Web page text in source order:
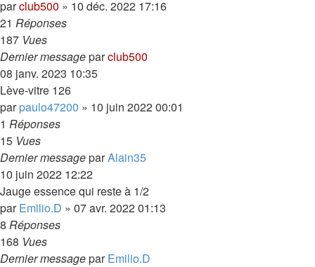
parclub500 » 10 déc. 2022 17:16
21 Réponses
187 Vues
Dernier messageparclub500
08 janv. 2023 10:35
Lève-vitre 126
parpaulo47200 » 10 juin 2022 00:01
1 Réponses
15 Vues
Dernier messageparAlain35
10 juin 2022 12:22
Jauge essence qui reste à 1/2
parEmilio.D » 07 avr. 2022 01:13
8 Réponses
168 Vues
Dernier messageparEmilio.D